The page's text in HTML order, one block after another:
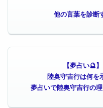
他の言葉を診断
【夢占い🔮】
陸奥守吉行は何を
夢占いで陸奥守吉行の